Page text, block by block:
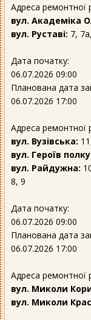
Адреса ремонтної
вул. Академіка
вул. Руставі: 7,
Дата початку:
06.07.2026 09:00
Планована дата
06.07.2026 17:00
Адреса ремонтної
вул. Вузівська:
вул. Героїв
вул. Райдужна:
8, 9
Дата початку:
06.07.2026 09:00
Планована дата
06.07.2026 17:00
Адреса ремонтної
вул. Миколи
вул. Миколи